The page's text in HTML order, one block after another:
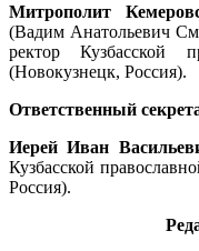
Митрополит
(Вадим Анатольевич
ректор Кузбасской
(Новокузнецк, Россия).
Ответственный
Иерей Иван
Кузбасской
Россия).